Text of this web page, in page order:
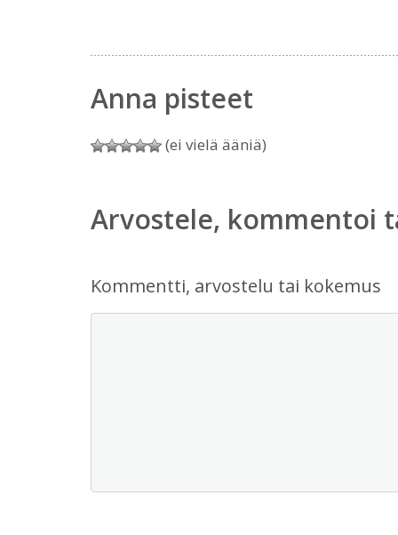
Anna pisteet
(ei vielä ääniä)
Arvostele, kommentoi
Kommentti, arvostelu tai kokemus